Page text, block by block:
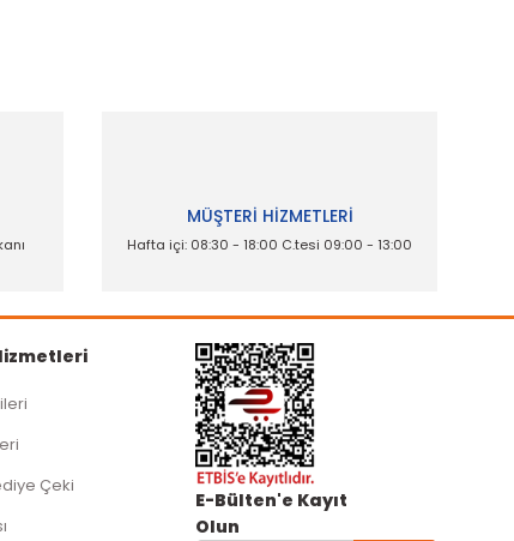
MÜŞTERİ HİZMETLERİ
Hafta içi: 08:30 - 18:00 C.tesi 09:00 - 13:00
Çeki
E-Bülten'e Kayıt
Olun